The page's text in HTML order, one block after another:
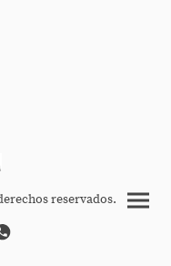
reservados.